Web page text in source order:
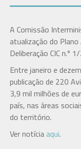
A Comissão
atualização do
Deliberação CIC n.º
Entre janeiro e
publicação de 220
3,9 mil milhões de
país, nas áreas
do território.
Ver notícia aqui.